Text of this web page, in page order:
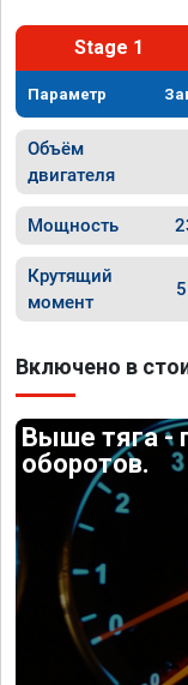
Stage 1
Параметр
Объём
двигателя
Мощность
Крутящий
момент
Включено в
Выше тяга -
оборотов.